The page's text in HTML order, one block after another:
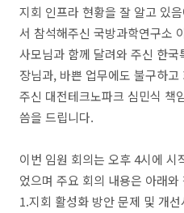
지회 인프라 현황을 잘 알고 있
서 참석해주신 국방과학연구소
사모님과 함께 달려와 주신 한
장님과, 바쁜 업무에도 불구하
주신 대전테크노파크 심민식 책
씀을 드립니다.
이번 임원 회의는 오후 4시에 시
었으며 주요 회의 내용은 아래
1.지회 활성화 방안 문제 및 개선